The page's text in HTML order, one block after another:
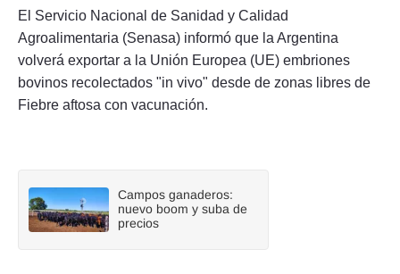
El Servicio Nacional de Sanidad y Calidad
Agroalimentaria (Senasa) informó que la Argentina
volverá exportar a la Unión Europea (UE) embriones
bovinos recolectados "in vivo" desde de zonas libres de
Fiebre aftosa con vacunación.
Campos ganaderos:
nuevo boom y suba de
precios